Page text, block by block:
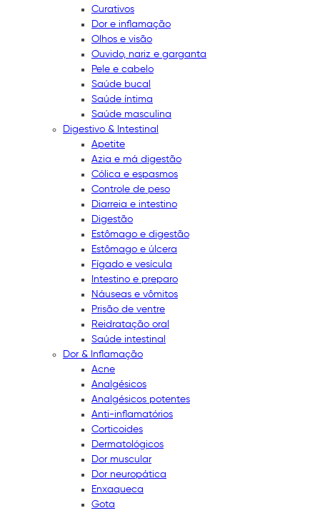
Curativos
Dor e inflamação
Olhos e visão
Ouvido, nariz e garganta
Pele e cabelo
Saúde bucal
Saúde íntima
Saúde masculina
Digestivo & Intestinal
Apetite
Azia e má digestão
Cólica e espasmos
Controle de peso
Diarreia e intestino
Digestão
Estômago e digestão
Estômago e úlcera
Fígado e vesícula
Intestino e preparo
Náuseas e vômitos
Prisão de ventre
Reidratação oral
Saúde intestinal
Dor & Inflamação
Acne
Analgésicos
Analgésicos potentes
Anti-inflamatórios
Corticoides
Dermatológicos
Dor muscular
Dor neuropática
Enxaqueca
Gota